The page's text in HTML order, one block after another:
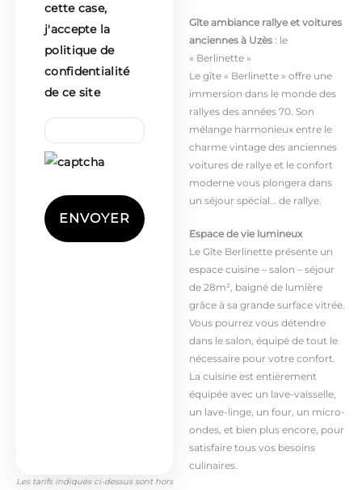
Gîte ambiance rallye et voitures
anciennes à Uzès : le
« Berlinette »
Le gîte « Berlinette » offre une
immersion dans le monde des
rallyes des années 70. Son
mélange harmonieux entre le
charme vintage des anciennes
voitures de rallye et le confort
moderne vous plongera dans
un séjour spécial… de rallye.
Espace de vie lumineux
Le Gîte Berlinette présente un
espace cuisine – salon – séjour
de 28m², baigné de lumière
grâce à sa grande surface vitrée.
Vous pourrez vous détendre
dans le salon, équipé de tout le
nécessaire pour votre confort.
La cuisine est entièrement
équipée avec un lave-vaisselle,
un lave-linge, un four, un micro-
ondes, et bien plus encore, pour
satisfaire tous vos besoins
culinaires.
cette case,
j'accepte la
politique de
confidentialité
de ce site
Les tarifs indiqués ci-dessus sont hors